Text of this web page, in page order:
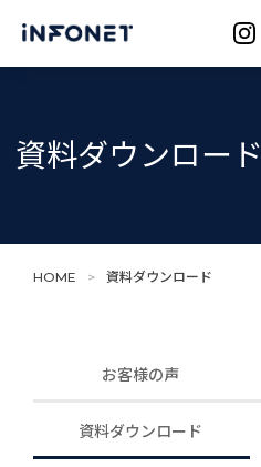
資料ダウンロード
HOME > 資料ダウンロード
お客様の声
資料ダウンロード